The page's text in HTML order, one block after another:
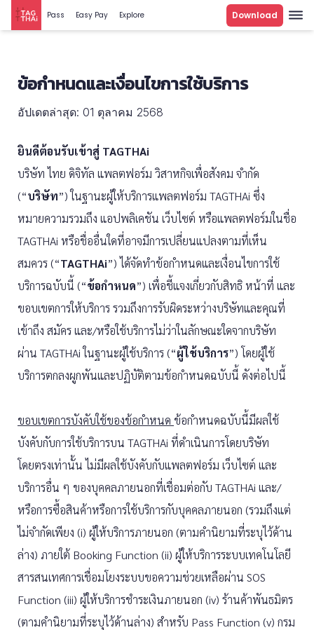
Pass Easy Pay Explore Download
ข้อกำหนดและเงื่อนไขการใช้บริการ
อัปเดตล่าสุด: 01 ตุลาคม 2568
ยินดีต้อนรับเข้าสู่ TAGTHAi
บริษัท ไทย ดิจิทัล แพลตฟอร์ม วิสาหกิจเพื่อสังคม จำกัด
(“บริษัท”) ในฐานะผู้ให้บริการแพลตฟอร์ม TAGTHAi ซึ่ง
หมายความรวมถึง แอปพลิเคชัน เว็บไซต์ หรือแพลตฟอร์มในชื่อ
TAGTHAi หรือชื่ออื่นใดที่อาจมีการเปลี่ยนแปลงตามที่เห็น
สมควร (“TAGTHAi”) ได้จัดทำข้อกำหนดและเงื่อนไขการใช้
บริการฉบับนี้ (“ข้อกำหนด”) เพื่อชี้แจงเกี่ยวกับสิทธิ หน้าที่ และ
ขอบเขตการให้บริการ รวมถึงการรับผิดระหว่างบริษัทและคุณที่
เข้าถึง สมัคร และ/หรือใช้บริการไม่ว่าในลักษณะใดจากบริษัท
ผ่าน TAGTHAi ในฐานะผู้ใช้บริการ (“ผู้ใช้บริการ”) โดยผู้ใช้
บริการตกลงผูกพันและปฏิบัติตามข้อกำหนดฉบับนี้ ดังต่อไปนี้
ขอบเขตการบังคับใช้ของข้อกำหนด ข้อกำหนดฉบับนี้มีผลใช้
บังคับกับการใช้บริการบน TAGTHAi ที่ดำเนินการโดยบริษัท
โดยตรงเท่านั้น ไม่มีผลใช้บังคับกับแพลตฟอร์ม เว็บไซต์ และ
บริการอื่น ๆ ของบุคคลภายนอกที่เชื่อมต่อกับ TAGTHAi และ/
หรือการซื้อสินค้าหรือการใช้บริการกับบุคคลภายนอก (รวมถึงแต่
ไม่จำกัดเพียง (i) ผู้ให้บริการภายนอก (ตามคำนิยามที่ระบุไว้ด้าน
ล่าง) ภายใต้ Booking Function (ii) ผู้ให้บริการระบบเทคโนโลยี
สารสนเทศการเชื่อมโยงระบบขอความช่วยเหลือผ่าน SOS
Function (iii) ผู้ให้บริการชำระเงินภายนอก (iv) ร้านค้าพันธมิตร
(ตามคำนิยามที่ระบุไว้ด้านล่าง) สำหรับ Pass Function (v) กรม